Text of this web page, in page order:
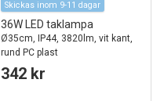
Skickas inom 9-11 dagar
36W LED taklampa
Ø35cm, IP44, 3820lm, vit kant,
rund PC plast
342 kr